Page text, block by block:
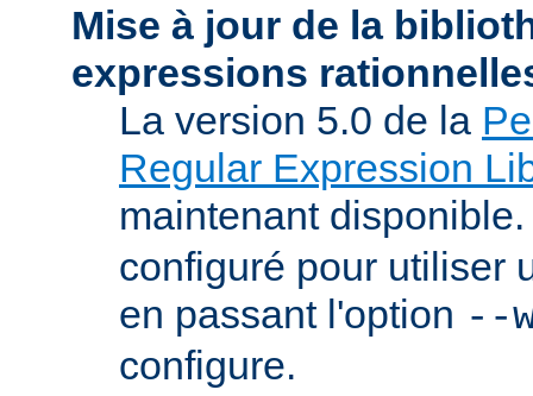
Mise à jour de la
expressions
La version 5.0 de la
Regular Expression
maintenant
configuré pour utiliser
en passant l'option --
configure.